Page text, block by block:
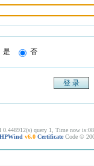
是 否
0.448912(s) query 1, Time now
v6.0 Certificate Code ©